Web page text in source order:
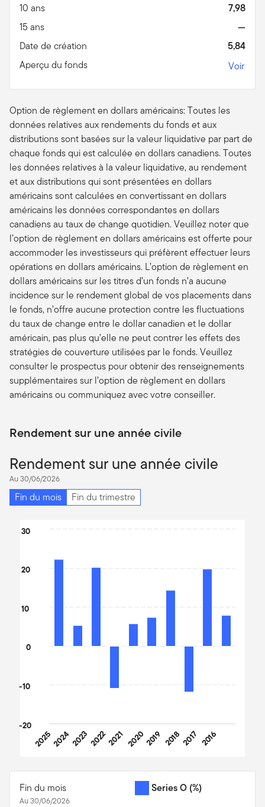
10 ans
7,98
15 ans
—
Date de création
5,84
Aperçu du fonds
Voir
Option de règlement en dollars américains: Toutes les
données relatives aux rendements du fonds et aux
distributions sont basées sur la valeur liquidative par part de
chaque fonds qui est calculée en dollars canadiens. Toutes
les données relatives à la valeur liquidative, au rendement
et aux distributions qui sont présentées en dollars
américains sont calculées en convertissant en dollars
américains les données correspondantes en dollars
canadiens au taux de change quotidien. Veuillez noter que
l’option de règlement en dollars américains est offerte pour
accommoder les investisseurs qui préfèrent effectuer leurs
opérations en dollars américains. L’option de règlement en
dollars américains sur les titres d’un fonds n’a aucune
incidence sur le rendement global de vos placements dans
le fonds, n’offre aucune protection contre les fluctuations
du taux de change entre le dollar canadien et le dollar
américain, pas plus qu’elle ne peut contrer les effets des
stratégies de couverture utilisées par le fonds. Veuillez
consulter le prospectus pour obtenir des renseignements
supplémentaires sur l’option de règlement en dollars
américains ou communiquez avec votre conseiller.
Rendement sur une année civile
Rendement sur une année civile
Au 30/06/2026
Fin du mois Fin du trimestre
The chart has 1 X axis displaying categories.
The chart has 1 Y axis displaying values. Data ranges from -
20252024202320222021 20202019 20182017 2016
-20
-10
0
10
20
30
Fin du mois
Au 30/06/2026
Series O (%)